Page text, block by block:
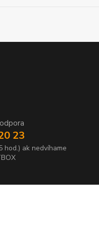
23
hod.) ak nedvíhame